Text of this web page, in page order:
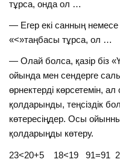
тұрса, онда ол …
— Егер екі санның
«<»таңбасы тұрса, ол …
— Олай болса, қазір біз
ойында мен сендерге
өрнектерді көрсетемін,
қолдарынды, теңсіздік
көтересіңдер. Осы
қолдарыңды көтеру.
23<20+5 18<19 91=91